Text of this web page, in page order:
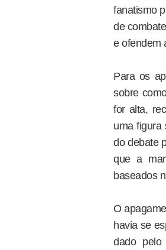
fanatismo
de
e ofendem
Para os
sobre
for alta,
uma figura
do debate
que a
baseados
O
havia se
dado pelo